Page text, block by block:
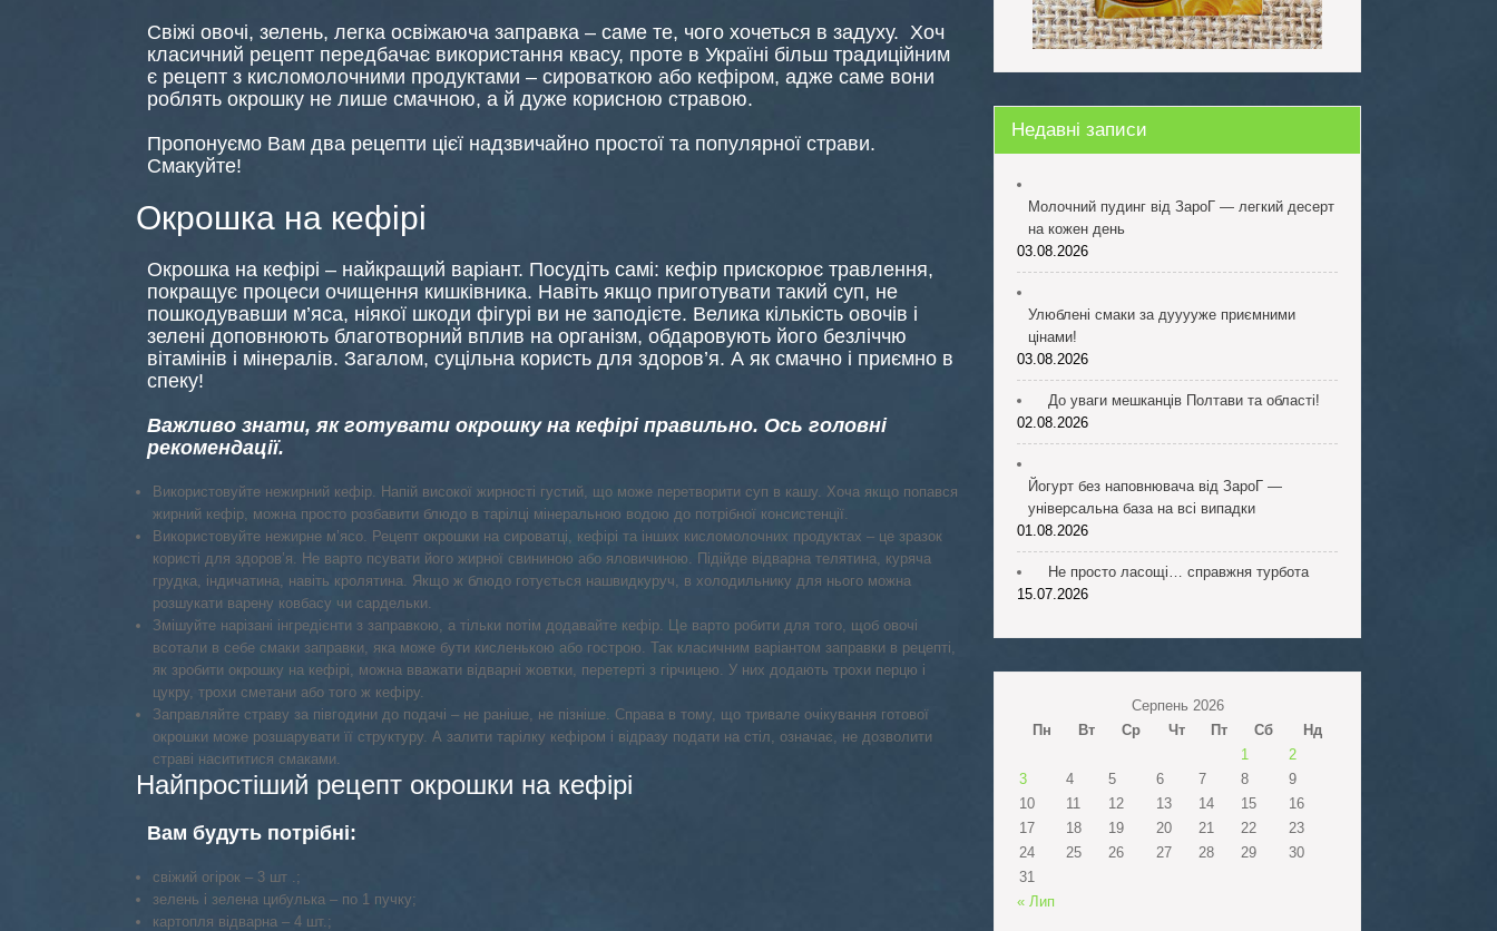
Свіжі овочі, зелень, легка освіжаюча заправка – саме те, чого хочеться в задуху. Хоч
класичний рецепт передбачає використання квасу, проте в Україні більш традиційним
є рецепт з кисломолочними продуктами – сироваткою або кефіром, адже саме вони
роблять окрошку не лише смачною, а й дуже корисною стравою.
Пропонуємо Вам два рецепти цієї надзвичайно простої та популярної страви.
Смакуйте!
Окрошка на кефірі
Окрошка на кефірі – найкращий варіант. Посудіть самі: кефір прискорює травлення,
покращує процеси очищення кишківника. Навіть якщо приготувати такий суп, не
пошкодувавши м’яса, ніякої шкоди фігурі ви не заподієте. Велика кількість овочів і
зелені доповнюють благотворний вплив на організм, обдаровують його безліччю
вітамінів і мінералів. Загалом, суцільна користь для здоров’я. А як смачно і приємно в
спеку!
Важливо знати, як готувати окрошку на кефірі правильно. Ось головні
рекомендації.
Використовуйте нежирний кефір. Напій високої жирності густий, що може перетворити суп в кашу. Хоча якщо попався
жирний кефір, можна просто розбавити блюдо в тарілці мінеральною водою до потрібної консистенції.
Використовуйте нежирне м’ясо. Рецепт окрошки на сироватці, кефірі та інших кисломолочних продуктах – це зразок
користі для здоров’я. Не варто псувати його жирної свининою або яловичиною. Підійде відварна телятина, куряча
грудка, індичатина, навіть кролятина. Якщо ж блюдо готується нашвидкуруч, в холодильнику для нього можна
розшукати варену ковбасу чи сардельки.
Змішуйте нарізані інгредієнти з заправкою, а тільки потім додавайте кефір. Це варто робити для того, щоб овочі
всотали в себе смаки заправки, яка може бути кисленькою або гострою. Так класичним варіантом заправки в рецепті,
як зробити окрошку на кефірі, можна вважати відварні жовтки, перетерті з гірчицею. У них додають трохи перцю і
цукру, трохи сметани або того ж кефіру.
Заправляйте страву за півгодини до подачі – не раніше, не пізніше. Справа в тому, що тривале очікування готової
окрошки може розшарувати її структуру. А залити тарілку кефіром і відразу подати на стіл, означає, не дозволити
страві насититися смаками.
Найпростіший рецепт окрошки на кефірі
Вам будуть потрібні:
свіжий огірок – 3 шт .;
зелень і зелена цибулька – по 1 пучку;
картопля відварна – 4 шт.;
Недавні записи
Молочний пудинг від ЗароГ — легкий десерт
на кожен день
03.08.2026
Улюблені смаки за дууууже приємними
цінами!
03.08.2026
До уваги мешканців Полтави та області!
02.08.2026
Йогурт без наповнювача від ЗароГ —
універсальна база на всі випадки
01.08.2026
Не просто ласощі… справжня турбота
15.07.2026
Серпень 2026
Пн
Вт Ср Чт Пт Сб
Нд
1
2
3
4 5 6 7 8
9
10
11 12 13 14 15
16
17
18 19 20 21 22
23
24
25 26 27 28 29
30
31
« Лип